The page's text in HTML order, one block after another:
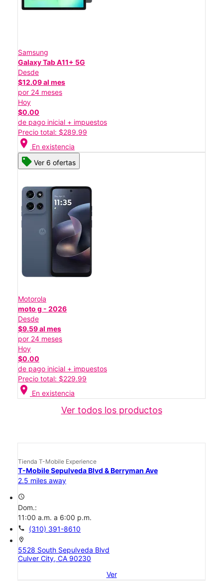
Samsung
Galaxy Tab A11+ 5G
Desde
$12.09 al mes
por 24 meses
Hoy
$0.00
de pago inicial + impuestos
Precio total: $289.99
location_on En existencia
Ver 6 ofertas
Motorola
moto g - 2026
Desde
$9.59 al mes
por 24 meses
Hoy
$0.00
de pago inicial + impuestos
Precio total: $229.99
location_on En existencia
Ver todos los productos
Tienda T-Mobile Experience
T-Mobile Sepulveda Blvd & Berryman Ave
2.5 miles away
access_time
Dom.:
11:00 a.m. a 6:00 p.m.
call (310) 391-8610
location_on
5528 South Sepulveda Blvd
Culver City, CA 90230
Ver